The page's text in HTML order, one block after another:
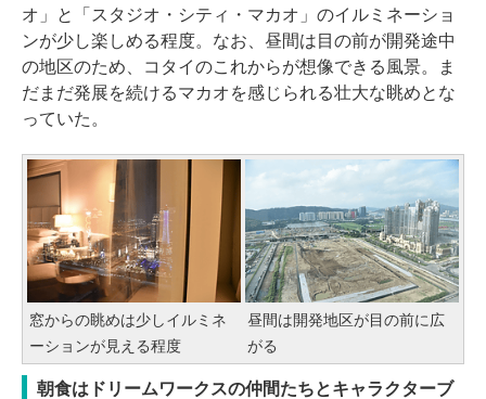
オ」と「スタジオ・シティ・マカオ」のイルミネーショ
ンが少し楽しめる程度。なお、昼間は目の前が開発途中
の地区のため、コタイのこれからが想像できる風景。ま
だまだ発展を続けるマカオを感じられる壮大な眺めとな
っていた。
窓からの眺めは少しイルミネ
ーションが見える程度
昼間は開発地区が目の前に広
がる
朝食はドリームワークスの仲間たちとキャラクターブ